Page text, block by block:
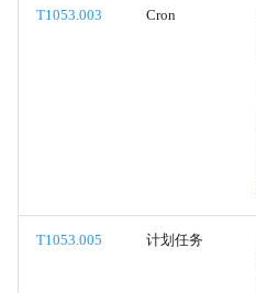
动态API解析
T1053.003 Cron
T1053.005 计划任务